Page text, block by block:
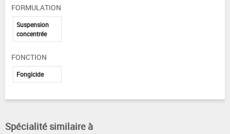
FORMULATION
Suspension
concentrée
FONCTION
Fongicide
Spécialité similaire à